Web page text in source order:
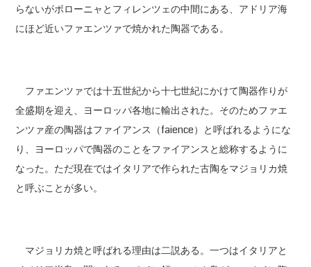
らないがボローニャとフィレンツェの中間にある、アドリア海
にほど近いファエンツァで焼かれた陶器である。
ファエンツァでは十五世紀から十七世紀にかけて陶器作りが
全盛期を迎え、ヨーロッパ各地に輸出された。そのためファエ
ンツァ産の陶器はファイアンス（faience）と呼ばれるようにな
り、ヨーロッパで陶器のことをファイアンスと総称するように
なった。ただ現在ではイタリアで作られた古陶をマジョリカ焼
と呼ぶことが多い。
マジョリカ焼と呼ばれる理由は二説ある。一つはイタリアと